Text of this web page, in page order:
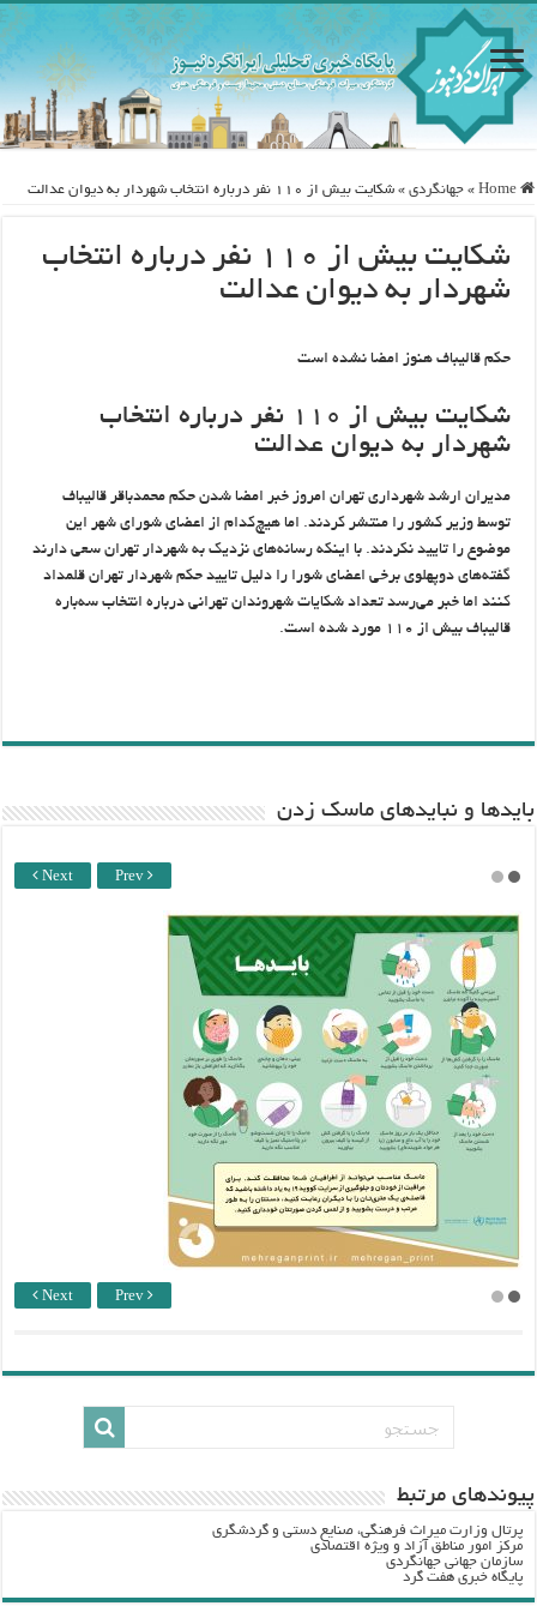
Home
» جهانگردی » شکایت بیش از ۱۱۰ نفر درباره انتخاب شهردار به دیوان عدالت
شکایت بیش از ۱۱۰ نفر درباره انتخاب
شهردار به دیوان عدالت
حکم قالیباف هنوز امضا نشده است
شکایت بیش از ۱۱۰ نفر درباره انتخاب
شهردار به دیوان عدالت
مدیران ارشد شهرداری تهران امروز خبر امضا شدن حکم محمدباقر قالیباف
توسط وزیر کشور را منتشر کردند. اما هیچ‌کدام از اعضای شورای شهر این
موضوع را تایید نکردند. با اینکه رسانه‌های نزدیک به شهردار تهران سعی دارند
گفته‌های دوپهلوی برخی اعضای شورا را دلیل تایید حکم شهردار تهران قلمداد
کنند اما خبر می‌رسد تعداد شکایات شهروندان تهرانی درباره انتخاب سه‌باره
قالیباف بیش از ۱۱۰ مورد شده است.
باید‌ها و نبایدهای ماسک زدن
Next Prev
Next Prev
پيوندهاي مرتبط
پرتال وزارت ميراث فرهنگي، صنایع دستی و گردشگري
مرکز امور مناطق آزاد و ویژه اقتصادی
سازمان جهانی جهانگردی
پایگاه خبری هفت گرد